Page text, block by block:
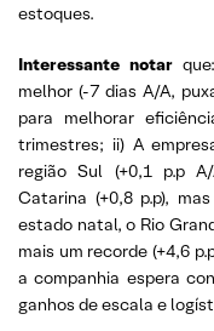
estoques.
Interessante notar
melhor (-7 dias A/A,
para melhorar
trimestres; ii) A
região Sul (+0,1 p.p
Catarina (+0,8 p.p),
estado natal, o Rio
mais um recorde (+4,6
a companhia espera
ganhos de escala e